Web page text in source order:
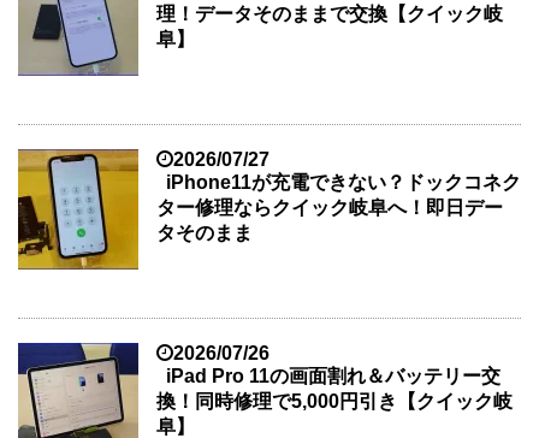
理！データそのままで交換【クイック岐
阜】
2026/07/27
iPhone11が充電できない？ドックコネク
ター修理ならクイック岐阜へ！即日デー
タそのまま
2026/07/26
iPad Pro 11の画面割れ＆バッテリー交
換！同時修理で5,000円引き【クイック岐
阜】